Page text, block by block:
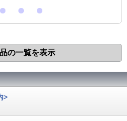
の一覧を表示
>